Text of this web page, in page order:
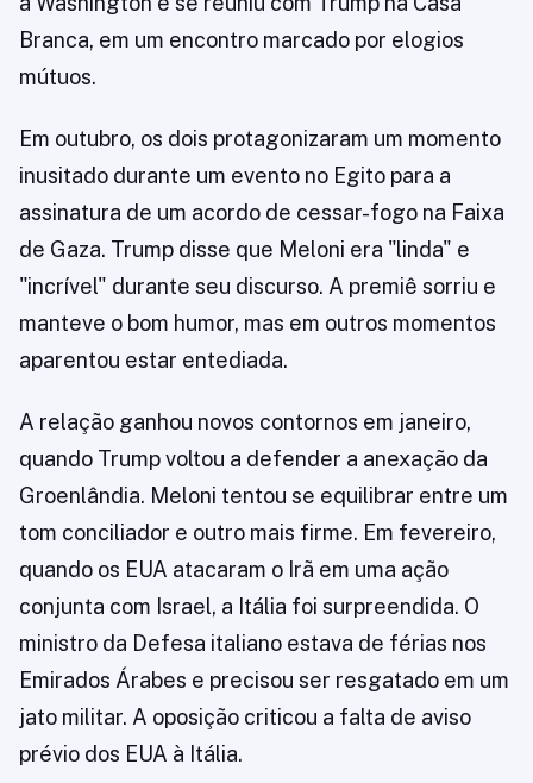
Branca, em um encontro marcado por elogios
mútuos.
Em outubro, os dois protagonizaram um momento
inusitado durante um evento no Egito para a
assinatura de um acordo de cessar-fogo na Faixa
de Gaza. Trump disse que Meloni era "linda" e
"incrível" durante seu discurso. A premiê sorriu e
manteve o bom humor, mas em outros momentos
aparentou estar entediada.
A relação ganhou novos contornos em janeiro,
quando Trump voltou a defender a anexação da
Groenlândia. Meloni tentou se equilibrar entre um
tom conciliador e outro mais firme. Em fevereiro,
quando os EUA atacaram o Irã em uma ação
conjunta com Israel, a Itália foi surpreendida. O
ministro da Defesa italiano estava de férias nos
Emirados Árabes e precisou ser resgatado em um
jato militar. A oposição criticou a falta de aviso
prévio dos EUA à Itália.